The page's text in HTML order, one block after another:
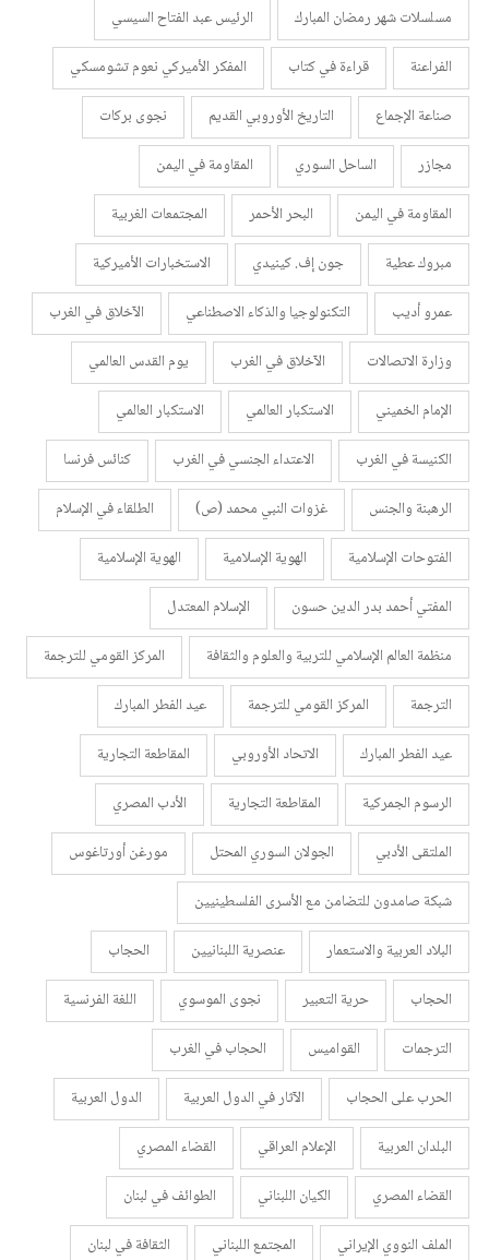
مسلسلات شهر رمضان المبارك
الرئيس عبد الفتاح السيسي
الفراعنة
قراءة في كتاب
المفكر الأميركي نعوم تشومسكي
صناعة الإجماع
التاريخ الأوروبي القديم
نجوى بركات
مجازر
الساحل السوري
المقاومة في اليمن
المقاومة في اليمن
البحر الأحمر
المجتمعات الغربية
مبروك عطية
جون إف. كينيدي
الاستخبارات الأميركية
عمرو أديب
التكنولوجيا والذكاء الاصطناعي
الآخلاق في الغرب
وزارة الاتصالات
الآخلاق في الغرب
يوم القدس العالمي
الإمام الخميني
الاستكبار العالمي
الاستكبار العالمي
الكنيسة في الغرب
الاعتداء الجنسي في الغرب
كنائس فرنسا
الرهبنة والجنس
غزوات النبي محمد (ص)
الطلقاء في الإسلام
الفتوحات الإسلامية
الهوية الإسلامية
الهوية الإسلامية
المفتي أحمد بدر الدين حسون
الإسلام المعتدل
منظمة العالم الإسلامي للتربية والعلوم والثقافة
المركز القومي للترجمة
الترجمة
المركز القومي للترجمة
عيد الفطر المبارك
عيد الفطر المبارك
الاتحاد الأوروبي
المقاطعة التجارية
الرسوم الجمركية
المقاطعة التجارية
الأدب المصري
الملتقى الأدبي
الجولان السوري المحتل
مورغن أورتاغوس
شبكة صامدون للتضامن مع الأسرى الفلسطينيين
البلاد العربية والاستعمار
عنصرية اللبنانيين
الحجاب
الحجاب
حرية التعبير نجوى الموسوي
اللغة الفرنسية
الترجمات
القواميس
الحجاب في الغرب
الحرب على الحجاب
الآثار في الدول العربية
الدول العربية
البلدان العربية
الإعلام العراقي
القضاء المصري
القضاء المصري
الكيان اللبناني
الطوائف في لبنان
الملف النووي الإيراني
المجتمع اللبناني الثقافة في لبنان